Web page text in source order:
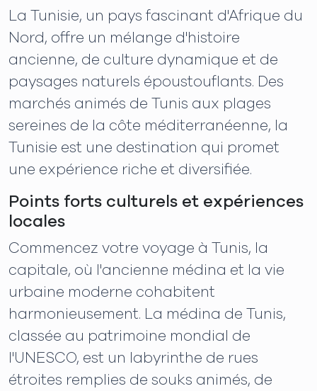
La Tunisie, un pays fascinant d'Afrique du
Nord, offre un mélange d'histoire
ancienne, de culture dynamique et de
paysages naturels époustouflants. Des
marchés animés de Tunis aux plages
sereines de la côte méditerranéenne, la
Tunisie est une destination qui promet
une expérience riche et diversifiée.
Points forts culturels et expériences
locales
Commencez votre voyage à Tunis, la
capitale, où l'ancienne médina et la vie
urbaine moderne cohabitent
harmonieusement. La médina de Tunis,
classée au patrimoine mondial de
l'UNESCO, est un labyrinthe de rues
étroites remplies de souks animés, de